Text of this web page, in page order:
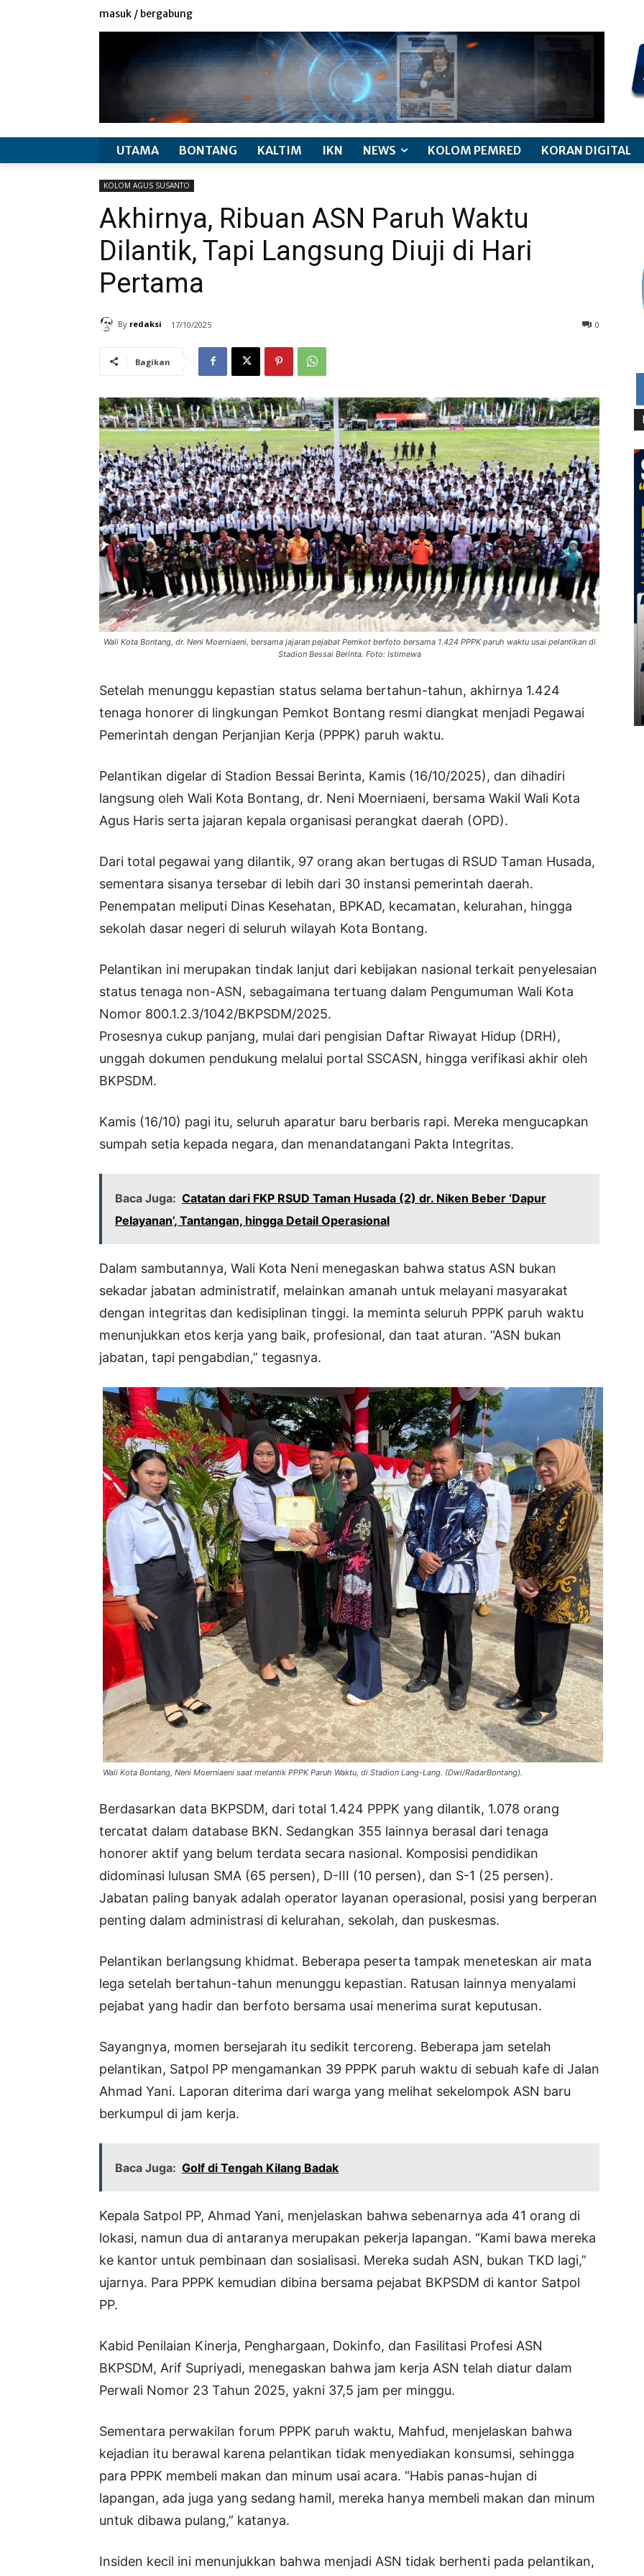
masuk / bergabung
UTAMA BONTANG KALTIM IKN NEWS KOLOM PEMRED KORAN DIGITAL
KOLOM AGUS SUSANTO
Akhirnya, Ribuan ASN Paruh Waktu
Dilantik, Tapi Langsung Diuji di Hari
Pertama
By redaksi 17/10/2025 0
Bagikan
Wali Kota Bontang, dr. Neni Moerniaeni, bersama jajaran pejabat Pemkot berfoto bersama 1.424 PPPK paruh waktu usai pelantikan di
Stadion Bessai Berinta. Foto: Istimewa
Setelah menunggu kepastian status selama bertahun-tahun, akhirnya 1.424
tenaga honorer di lingkungan Pemkot Bontang resmi diangkat menjadi Pegawai
Pemerintah dengan Perjanjian Kerja (PPPK) paruh waktu.
Pelantikan digelar di Stadion Bessai Berinta, Kamis (16/10/2025), dan dihadiri
langsung oleh Wali Kota Bontang, dr. Neni Moerniaeni, bersama Wakil Wali Kota
Agus Haris serta jajaran kepala organisasi perangkat daerah (OPD).
Dari total pegawai yang dilantik, 97 orang akan bertugas di RSUD Taman Husada,
sementara sisanya tersebar di lebih dari 30 instansi pemerintah daerah.
Penempatan meliputi Dinas Kesehatan, BPKAD, kecamatan, kelurahan, hingga
sekolah dasar negeri di seluruh wilayah Kota Bontang.
Pelantikan ini merupakan tindak lanjut dari kebijakan nasional terkait penyelesaian
status tenaga non-ASN, sebagaimana tertuang dalam Pengumuman Wali Kota
Nomor 800.1.2.3/1042/BKPSDM/2025.
Prosesnya cukup panjang, mulai dari pengisian Daftar Riwayat Hidup (DRH),
unggah dokumen pendukung melalui portal SSCASN, hingga verifikasi akhir oleh
BKPSDM.
Kamis (16/10) pagi itu, seluruh aparatur baru berbaris rapi. Mereka mengucapkan
sumpah setia kepada negara, dan menandatangani Pakta Integritas.
Baca Juga: Catatan dari FKP RSUD Taman Husada (2) dr. Niken Beber ‘Dapur
Pelayanan’, Tantangan, hingga Detail Operasional
Dalam sambutannya, Wali Kota Neni menegaskan bahwa status ASN bukan
sekadar jabatan administratif, melainkan amanah untuk melayani masyarakat
dengan integritas dan kedisiplinan tinggi. Ia meminta seluruh PPPK paruh waktu
menunjukkan etos kerja yang baik, profesional, dan taat aturan. “ASN bukan
jabatan, tapi pengabdian,” tegasnya.
Wali Kota Bontang, Neni Moerniaeni saat melantik PPPK Paruh Waktu, di Stadion Lang-Lang. (Dwi/RadarBontang).
Berdasarkan data BKPSDM, dari total 1.424 PPPK yang dilantik, 1.078 orang
tercatat dalam database BKN. Sedangkan 355 lainnya berasal dari tenaga
honorer aktif yang belum terdata secara nasional. Komposisi pendidikan
didominasi lulusan SMA (65 persen), D-III (10 persen), dan S-1 (25 persen).
Jabatan paling banyak adalah operator layanan operasional, posisi yang berperan
penting dalam administrasi di kelurahan, sekolah, dan puskesmas.
Pelantikan berlangsung khidmat. Beberapa peserta tampak meneteskan air mata
lega setelah bertahun-tahun menunggu kepastian. Ratusan lainnya menyalami
pejabat yang hadir dan berfoto bersama usai menerima surat keputusan.
Sayangnya, momen bersejarah itu sedikit tercoreng. Beberapa jam setelah
pelantikan, Satpol PP mengamankan 39 PPPK paruh waktu di sebuah kafe di Jalan
Ahmad Yani. Laporan diterima dari warga yang melihat sekelompok ASN baru
berkumpul di jam kerja.
Baca Juga: Golf di Tengah Kilang Badak
Kepala Satpol PP, Ahmad Yani, menjelaskan bahwa sebenarnya ada 41 orang di
lokasi, namun dua di antaranya merupakan pekerja lapangan. “Kami bawa mereka
ke kantor untuk pembinaan dan sosialisasi. Mereka sudah ASN, bukan TKD lagi,”
ujarnya. Para PPPK kemudian dibina bersama pejabat BKPSDM di kantor Satpol
PP.
Kabid Penilaian Kinerja, Penghargaan, Dokinfo, dan Fasilitasi Profesi ASN
BKPSDM, Arif Supriyadi, menegaskan bahwa jam kerja ASN telah diatur dalam
Perwali Nomor 23 Tahun 2025, yakni 37,5 jam per minggu.
Sementara perwakilan forum PPPK paruh waktu, Mahfud, menjelaskan bahwa
kejadian itu berawal karena pelantikan tidak menyediakan konsumsi, sehingga
para PPPK membeli makan dan minum usai acara. “Habis panas-hujan di
lapangan, ada juga yang sedang hamil, mereka hanya membeli makan dan minum
untuk dibawa pulang,” katanya.
Insiden kecil ini menunjukkan bahwa menjadi ASN tidak berhenti pada pelantikan,